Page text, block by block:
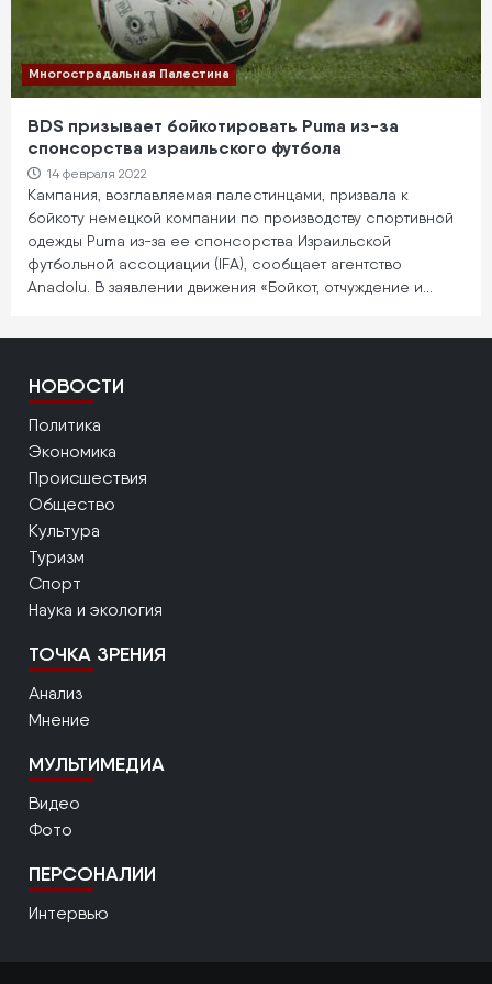
Многострадальная Палестина
BDS призывает бойкотировать Puma из-за
спонсорства израильского футбола
14 февраля 2022
Кампания, возглавляемая палестинцами, призвала к
бойкоту немецкой компании по производству спортивной
одежды Puma из-за ее спонсорства Израильской
футбольной ассоциации (IFA), сообщает агентство
Anadolu. В заявлении движения «Бойкот, отчуждение и…
НОВОСТИ
Политика
Экономика
Происшествия
Общество
Культура
Туризм
Спорт
Наука и экология
ТОЧКА ЗРЕНИЯ
Анализ
Мнение
МУЛЬТИМЕДИА
Видео
Фото
ПЕРСОНАЛИИ
Интервью